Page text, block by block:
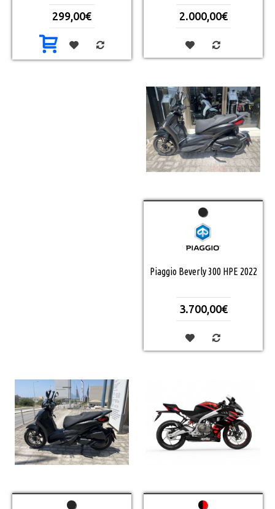
299,00€ 2.000,00€
Piaggio Beverly 300 HPE 2022
3.700,00€